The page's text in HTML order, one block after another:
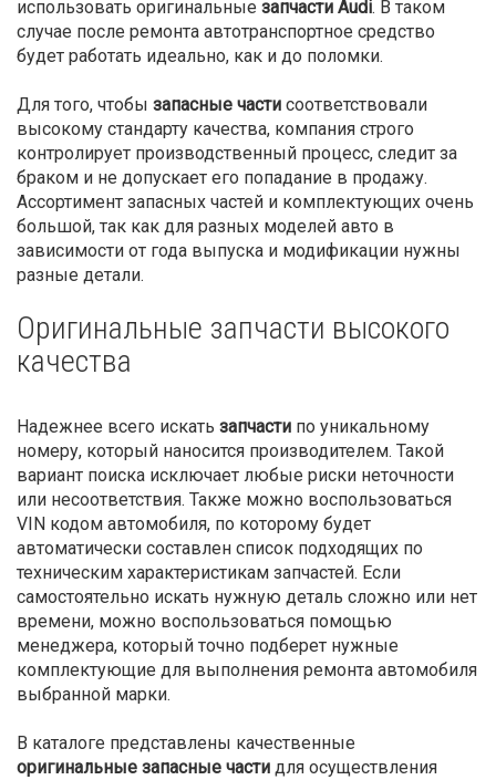
использовать оригинальные запчасти Audi. В таком
случае после ремонта автотранспортное средство
будет работать идеально, как и до поломки.
Для того, чтобы запасные части соответствовали
высокому стандарту качества, компания строго
контролирует производственный процесс, следит за
браком и не допускает его попадание в продажу.
Ассортимент запасных частей и комплектующих очень
большой, так как для разных моделей авто в
зависимости от года выпуска и модификации нужны
разные детали.
Оригинальные запчасти высокого
качества
Надежнее всего искать запчасти по уникальному
номеру, который наносится производителем. Такой
вариант поиска исключает любые риски неточности
или несоответствия. Также можно воспользоваться
VIN кодом автомобиля, по которому будет
автоматически составлен список подходящих по
техническим характеристикам запчастей. Если
самостоятельно искать нужную деталь сложно или нет
времени, можно воспользоваться помощью
менеджера, который точно подберет нужные
комплектующие для выполнения ремонта автомобиля
выбранной марки.
В каталоге представлены качественные
оригинальные запасные части для осуществления